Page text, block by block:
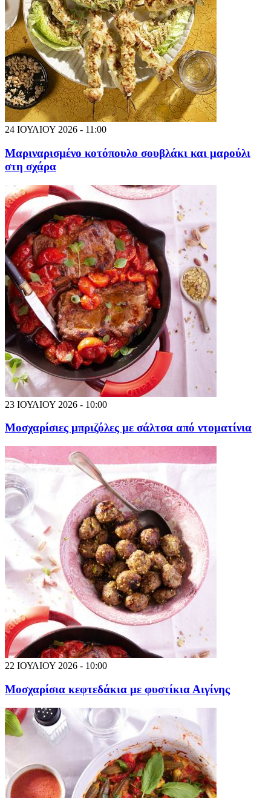
24 ΙΟΥΛΙΟΥ 2026 - 11:00
Μαριναρισμένο κοτόπουλο σουβλάκι και μαρούλι
στη σχάρα
23 ΙΟΥΛΙΟΥ 2026 - 10:00
Μοσχαρίσιες μπριζόλες με σάλτσα από ντοματίνια
22 ΙΟΥΛΙΟΥ 2026 - 10:00
Μοσχαρίσια κεφτεδάκια με φυστίκια Αιγίνης